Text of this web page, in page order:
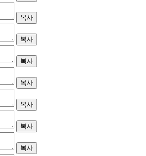
복사
복사
복사
복사
복사
복사
복사